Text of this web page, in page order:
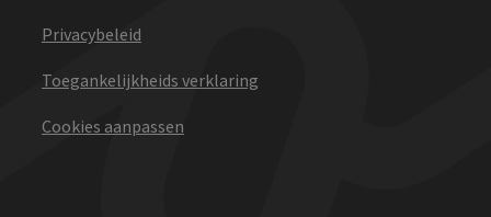
Privacybeleid
Toegankelijkheids verklaring
Cookies aanpassen